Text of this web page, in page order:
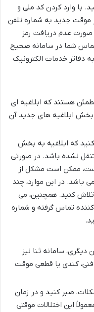
با وارد کردن کد ملی و
موقت جدید به شماره تلفن
صورت عدم دریافت رمز
شما در سامانه صحیح
دفاتر خدمات الکترونیک
هستند که ابلاغیه ای
بخش ابلاغیه های جدید آن
که ابلاغیه به بخش
نشده باشد. در صورتی
ممکن است مشکل از
در این موارد، چند
کنید. همچنین، می
تماس گرفته و شماره
دیگری، سامانه ثنا نیز
کندی یا قطعی موقت
صبر کنید و در زمان
این اختلالات موقتی